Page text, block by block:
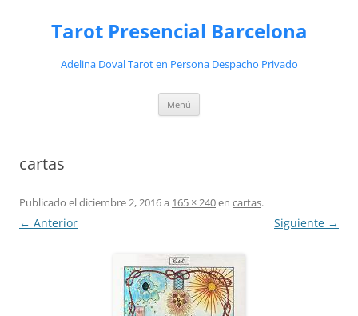
contenidoTarot Presencial Barcelona
Adelina Doval Tarot en Persona Despacho Privado
Menú
cartas
Publicado eldiciembre 2, 2016a 165 × 240en cartas.
← Anterior Siguiente →